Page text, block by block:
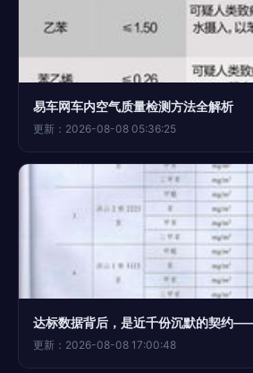
易车网车内空气质量检测方法全解析
更新：2026-08-08 05:36:25
更新：2026-08-08 17:00:48